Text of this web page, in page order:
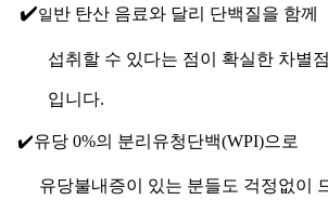
✔️일 반 탄산 음료와 달리 단백질을 함께
섭취할 수 있다는 점이 확실한 차별점
입니다.
✔️유당 0%의 분리유청단백(WPI)으로
유당불내증이 있는 분들도 걱정없이